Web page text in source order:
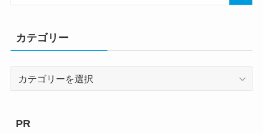
カテゴリー
PR